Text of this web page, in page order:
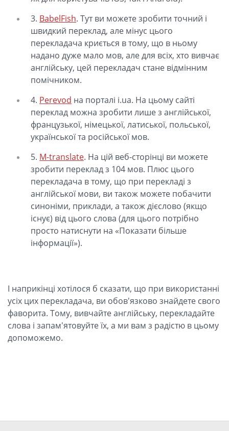
3. BabelFish. Тут ви можете зробити точний і
швидкий переклад, але мінус цього
перекладача криється в тому, що в ньому
надано дуже мало мов, але для всіх, хто вивчає
англійську, цей перекладач стане відмінним
помічником.
4. Perevod на порталі i.ua. На цьому сайті
переклад можна зробити лише з англійської,
французької, німецької, латиської, польської,
української та російської мов.
5. M-translate. На цій веб-сторінці ви можете
зробити переклад з 104 мов. Плюс цього
перекладача в тому, що при перекладі з
англійської мови, ви також можете побачити
синоніми, приклади, а також дієслово (якщо
існує) від цього слова (для цього потрібно
просто натиснути на «Показати більше
інформації»).
І наприкінці хотілося б сказати, що при використанні
усіх цих перекладача, ви обов'язково знайдете свого
фаворита. Тому, вивчайте англійську, перекладайте
слова і запам'ятовуйте їх, а ми вам з радістю в цьому
допоможемо.